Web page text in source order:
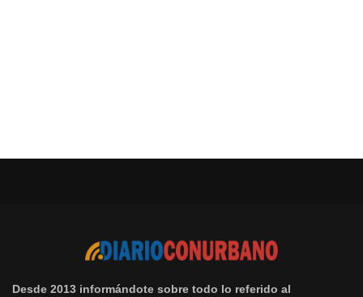
Desde 2013 informándote sobre todo lo referido al